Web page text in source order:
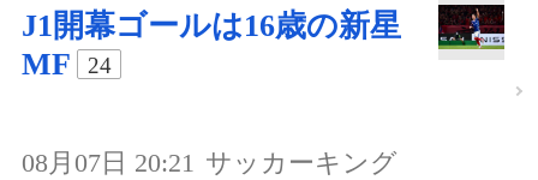
J1開幕ゴールは16歳の新星
MF
24
08月07日 20:21 サッカーキング